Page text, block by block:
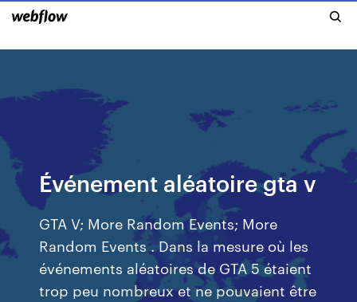
Événement aléatoire gta v
GTA V; More Random Events; More
Random Events . Dans la mesure où les
événements aléatoires de GTA 5 étaient
trop peu nombreux et ne pouvaient être